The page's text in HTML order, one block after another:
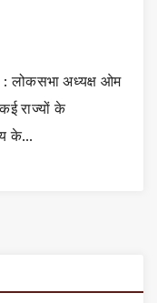
लोकसभा अध्यक्ष ओम
राज्यों के
के…